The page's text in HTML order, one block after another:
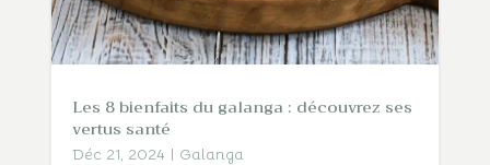
Les 8 bienfaits du galanga : découvrez ses
vertus santé
Déc 21, 2024 | Galanga